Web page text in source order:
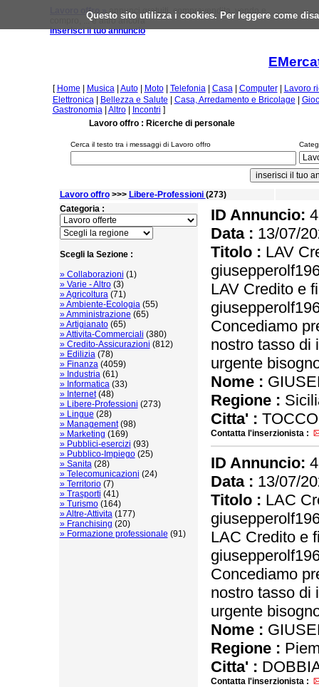
Questo sito utilizza i cookies. Per leggere come
Lavoro offro »annunci gratuiti, compravendita, vendo e
compro, ... e altro ancora
inserisci il tuo annuncio
[ Home Musica| Auto| Moto| Telefonia| Casa| Computer|
Lavoro
Elettronica| Bellezza e Salute Casa, Arredamento e Bricolage
Gastronomia| Altro| Incontri ]
Lavoro offro : Ricerche di personale
Cerca il testo tra i messaggi di Lavoro offro
Lavoro offro>>> Libere-Professioni (273)
Categoria :
Scegli la Sezione :
» Collaborazioni (1)
» Varie - Altro(3)
» Agricoltura(71)
» Ambiente-Ecologia(55)
» Amministrazione (65)
» Artigianato(65)
» Attivita-Commerciali (380)
» Credito-Assicurazioni (812)
» Edilizia(78)
» Finanza(4059)
» Industria(61)
» Informatica(33)
» Internet(48)
» Libere-Professioni (273)
» Lingue (28)
» Management(98)
» Marketing (169)
» Pubblici-esercizi (93)
» Pubblico-Impiego(25)
» Sanita(28)
» Telecomunicazioni (24)
» Territorio(7)
» Trasporti (41)
» Turismo(164)
» Altre-Attivita(177)
» Franchising (20)
» Formazione professionale (91)
ID Annuncio:
Data : 13/07/
Titolo : LAV
LAV Credito e
Concediamo
nostro tasso di
urgente
Nome :
Regione :
Citta' :
Contatta l'inserzionista :
ID Annuncio:
Data : 13/07/
Titolo : LAC
LAC Credito e
Concediamo
nostro tasso di
urgente
Nome :
Regione :
Citta' :
Contatta l'inserzionista :